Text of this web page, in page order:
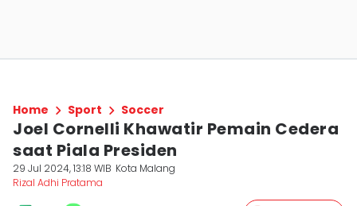
Home Sport Soccer
Joel Cornelli Khawatir Pemain Cedera
saat Piala Presiden
29 Jul 2024, 13:18 WIB Kota Malang
Rizal Adhi Pratama